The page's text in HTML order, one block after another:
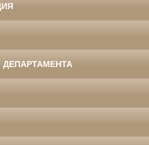
ДЕПАРТАМЕНТА